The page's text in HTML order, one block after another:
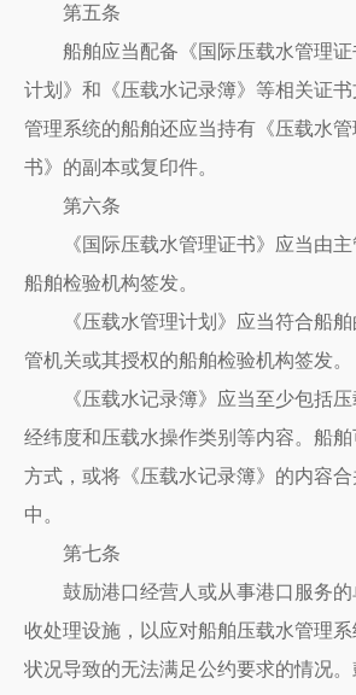
第五条
船舶应当配备《国际压载水管理证
计划》和《压载水记录簿》等相关证
管理系统的船舶还应当持有《压载水
书》的副本或复印件。
第六条
《国际压载水管理证书》应当由主
船舶检验机构签发。
《压载水管理计划》应当符合船舶
管机关或其授权的船舶检验机构签发。
《压载水记录簿》应当至少包括压
经纬度和压载水操作类别等内容。船
方式，或将《压载水记录簿》的内容
中。
第七条
鼓励港口经营人或从事港口服务的
收处理设施，以应对船舶压载水管理
状况导致的无法满足公约要求的情况